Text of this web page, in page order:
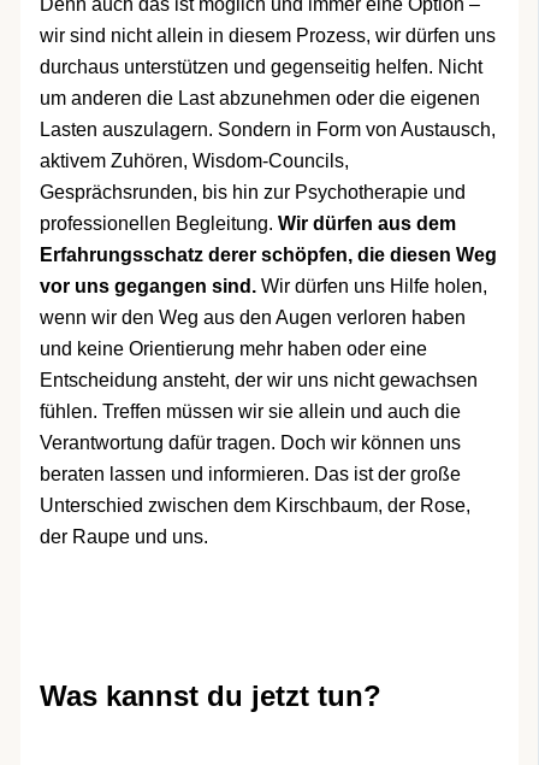
Denn auch das ist möglich und immer eine Option –
wir sind nicht allein in diesem Prozess, wir dürfen uns
durchaus unterstützen und gegenseitig helfen. Nicht
um anderen die Last abzunehmen oder die eigenen
Lasten auszulagern. Sondern in Form von Austausch,
aktivem Zuhören, Wisdom-Councils,
Gesprächsrunden, bis hin zur Psychotherapie und
professionellen Begleitung. Wir dürfen aus dem
Erfahrungsschatz derer schöpfen, die diesen Weg
vor uns gegangen sind.Wir dürfen uns Hilfe holen,
wenn wir den Weg aus den Augen verloren haben
und keine Orientierung mehr haben oder eine
Entscheidung ansteht, der wir uns nicht gewachsen
fühlen. Treffen müssen wir sie allein und auch die
Verantwortung dafür tragen. Doch wir können uns
beraten lassen und informieren. Das ist der große
Unterschied zwischen dem Kirschbaum, der Rose,
der Raupe und uns.
Was kannst du jetzt tun?